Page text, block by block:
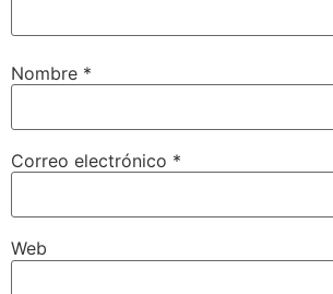
Nombre *
Correo electrónico *
Web